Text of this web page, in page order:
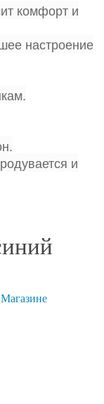
комфорт и
настроение
и